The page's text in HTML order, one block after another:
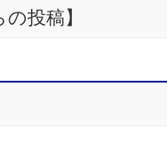
投稿】